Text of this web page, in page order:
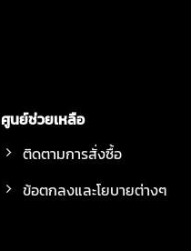
ศูนย์ช่วยเหลือ
ติดตามการสั่งซื้อ
ข้อตกลงและโยบายต่างๆ